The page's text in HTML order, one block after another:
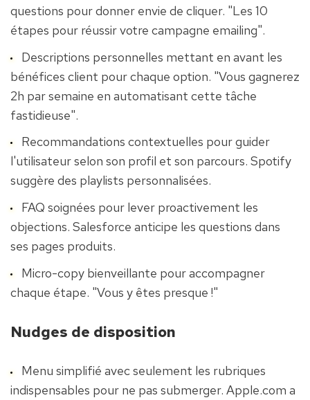
questions pour donner envie de cliquer. "Les 10
étapes pour réussir votre campagne emailing".
Descriptions personnelles mettant en avant les
bénéfices client pour chaque option. "Vous gagnerez
2h par semaine en automatisant cette tâche
fastidieuse".
Recommandations contextuelles pour guider
l'utilisateur selon son profil et son parcours. Spotify
suggère des playlists personnalisées.
FAQ soignées pour lever proactivement les
objections. Salesforce anticipe les questions dans
ses pages produits.
Micro-copy bienveillante pour accompagner
chaque étape. "Vous y êtes presque !"
Nudges de disposition
Menu simplifié avec seulement les rubriques
indispensables pour ne pas submerger. Apple.com a